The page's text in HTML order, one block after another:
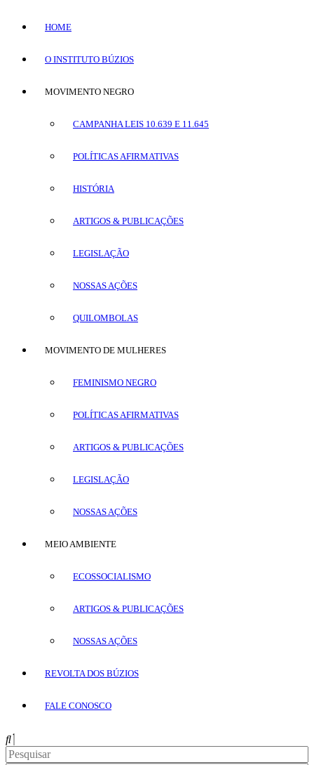
HOME
O INSTITUTO BÚZIOS
MOVIMENTO NEGRO
CAMPANHA LEIS 10.639 E 11.645
POLÍTICAS AFIRMATIVAS
HISTÓRIA
ARTIGOS & PUBLICAÇÕES
LEGISLAÇÃO
NOSSAS AÇÕES
QUILOMBOLAS
MOVIMENTO DE MULHERES
FEMINISMO NEGRO
POLÍTICAS AFIRMATIVAS
ARTIGOS & PUBLICAÇÕES
LEGISLAÇÃO
NOSSAS AÇÕES
MEIO AMBIENTE
ECOSSOCIALISMO
ARTIGOS & PUBLICAÇÕES
NOSSAS AÇÕES
REVOLTA DOS BÚZIOS
FALE CONOSCO